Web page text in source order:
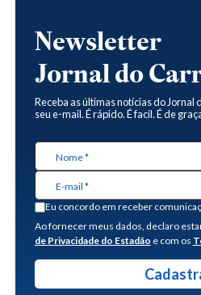
Newsletter
Jornal do
Receba as últimas notícias do
seu e-mail. É rápido. É facil. É de
Eu concordo em receber
Ao fornecer meus dados, declaro
de Privacidade do Estadão e com os